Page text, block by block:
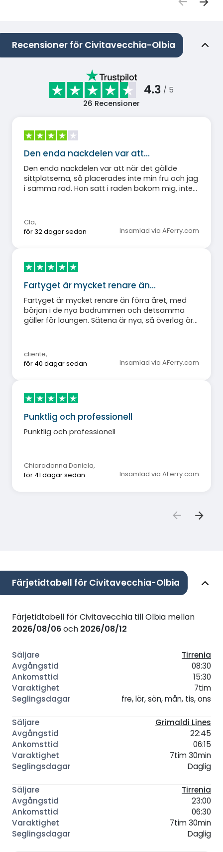
Recensioner för Civitavecchia-Olbia
4.3 / 5
26 Recensioner
Den enda nackdelen var att…
Den enda nackdelen var att när det gällde
sittplatserna, så placerades inte min fru och jag
i samma rad. Hon satt i raden bakom mig, inte
Cla,
för 32 dagar sedan
Insamlad via AFerry.com
Fartyget är mycket renare än…
Fartyget är mycket renare än förra året, med
början i de nya badrummen och detsamma
gäller för loungen. Sätena är nya, så överlag är
cliente,
för 40 dagar sedan
Insamlad via AFerry.com
Punktlig och professionell
Punktlig och professionell
Chiaradonna Daniela,
för 41 dagar sedan
Insamlad via AFerry.com
Färjetidtabell för Civitavecchia-Olbia
Färjetidtabell för Civitavecchia till Olbia mellan
2026/08/06och 2026/08/12
Tirrenia
08:30
15:30
7tim
fre, lör, sön, mån, tis, ons
Grimaldi Lines
22:45
06:15
7tim 30min
Daglig
Tirrenia
23:00
06:30
7tim 30min
Daglig